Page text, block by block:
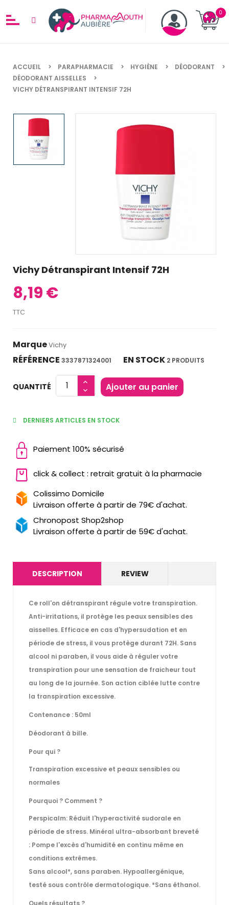
ACCUEIL PARAPHARMACIE HYGIÈNE
DÉODORANT
DÉODORANT AISSELLES
VICHY DÉTRANSPIRANT INTENSIF 72H
Vichy Détranspirant Intensif 72H
8,19 €
TTC
MarqueVichy
RÉFÉRENCE 3337871324001 EN STOCK 2 PRODUITS
QUANTITÉ Ajouter au panier
DERNIERS ARTICLES EN STOCK
Paiement 100% sécurisé
click & collect : retrait gratuit à la pharmacie
Colissimo Domicile
Livraison offerte à partir de 79€ d'achat.
Chronopost Shop2shop
Livraison offerte à partir de 59€ d'achat.
DESCRIPTION REVIEW
Ce roll'on détranspirant régule votre transpiration.
Anti-irritations, il protège les peaux sensibles des
aisselles. Efficace en cas d'hypersudation et en
période de stress, il vous protège durant 72H. Sans
alcool ni paraben, il vous aide à réguler votre
transpiration pour une sensation de fraicheur tout
au long de la journée. Son action ciblée lutte contre
la transpiration excessive.
Contenance : 50ml
Déodorant à bille.
Pour qui ?
Transpiration excessive et peaux sensibles ou
normales
Pourquoi ? Comment ?
Perspicalm: Réduit l'hyperactivité sudorale en
période de stress. Minéral ultra−absorbant breveté
: Pompe l'excès d'humidité en continu même en
conditions extrêmes.
Sans alcool*, sans paraben. Hypoallergénique,
testé sous contrôle dermatologique. *Sans éthanol.
Quels résultats ?